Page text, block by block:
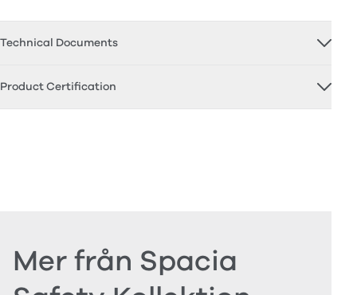
Technical Documents
Product Certification
Mer från Spacia